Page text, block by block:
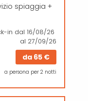
spiaggia +
in dal 16/08/26
al 27/09/26
da 65 €
a persona per 2 notti